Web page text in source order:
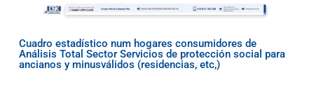
Cuadro estadístico num hogares consumidores de
Análisis Total Sector Servicios de protección social para
ancianos y minusválidos (residencias, etc,)